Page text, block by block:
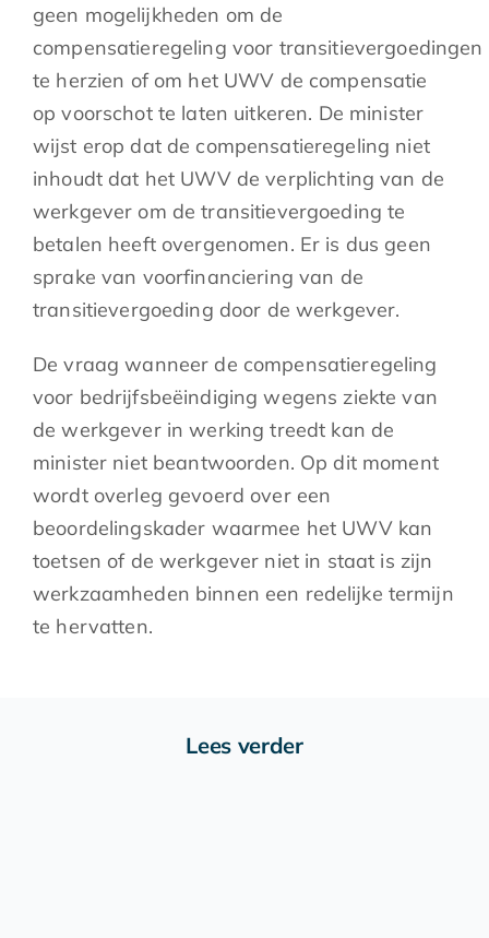
geen mogelijkheden om de
compensatieregeling voor transitievergoedingen
te herzien of om het UWV de compensatie
op voorschot te laten uitkeren. De minister
wijst erop dat de compensatieregeling niet
inhoudt dat het UWV de verplichting van de
werkgever om de transitievergoeding te
betalen heeft overgenomen. Er is dus geen
sprake van voorfinanciering van de
transitievergoeding door de werkgever.
De vraag wanneer de compensatieregeling
voor bedrijfsbeëindiging wegens ziekte van
de werkgever in werking treedt kan de
minister niet beantwoorden. Op dit moment
wordt overleg gevoerd over een
beoordelingskader waarmee het UWV kan
toetsen of de werkgever niet in staat is zijn
werkzaamheden binnen een redelijke termijn
te hervatten.
Lees verder